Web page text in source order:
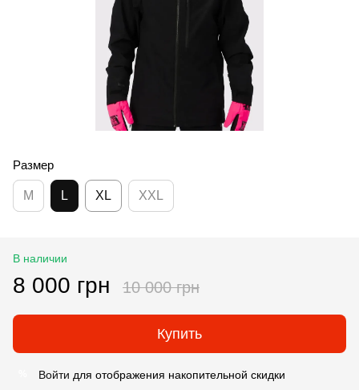
Размер
M L XL XXL
В наличии
8 000 грн 10 000 грн
Купить
Войти для отображения накопительной скидки